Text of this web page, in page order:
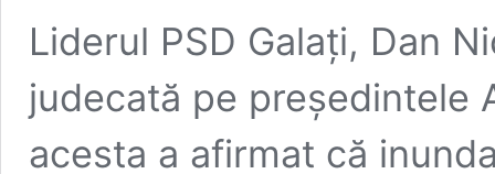
Liderul PSD Galați, Dan
judecată pe președintele
acesta a afirmat că